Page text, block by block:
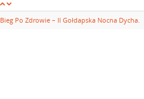
Bieg Po Zdrowie – II Gołdapska Nocna Dycha.